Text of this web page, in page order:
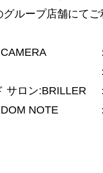
ループ店舗にてご
：
：
サロン:BRILLER
：
NOTE
：